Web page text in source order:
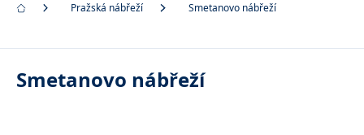
Pražská nábřeží Smetanovo nábřeží
Smetanovo nábřeží